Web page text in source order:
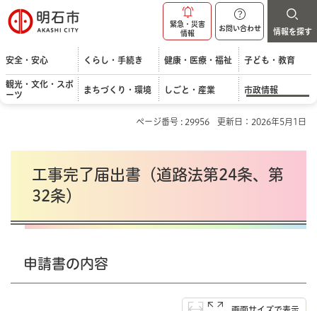
明石市
緊急・災害
情報
お問い合わせ 情報を探す
安全・安心 くらし・手続き 健康・医療・福祉 子ども・教育
観光・文化・スポ
ーツ
まちづくり・環境 しごと・産業 市政情報
ページ番号 : 29956 更新日：2026年5月1日
工事完了届出書（道路法第24条、第
32条）
申請書の内容